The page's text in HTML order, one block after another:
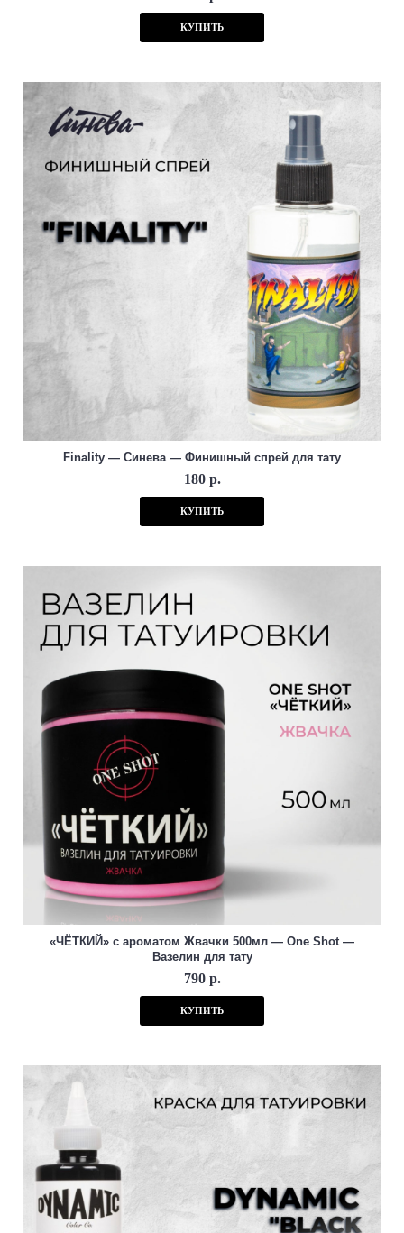
КУПИТЬ
Finality — Синева — Финишный спрей для тату
180 р.
КУПИТЬ
«ЧЁТКИЙ» с ароматом Жвачки 500мл — One Shot —
Вазелин для тату
790 р.
КУПИТЬ